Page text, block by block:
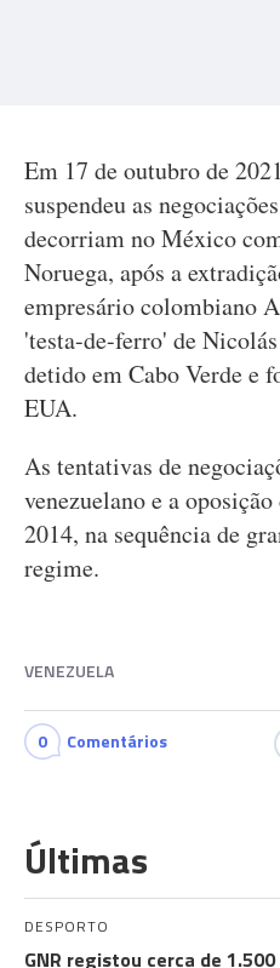
Em 17 de outubro de
suspendeu as
decorriam no México
Noruega, após a
empresário colombiano
'testa-de-ferro' de
detido em Cabo Verde e
EUA.
As tentativas de
venezuelano e a
2014, na sequência de
regime.
VENEZUELA
0 Comentários
Últimas
DESPORTO
GNR registou cerca de